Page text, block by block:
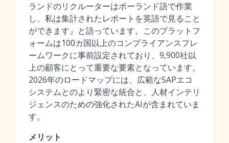
ランドのリクルーターはポーランド語で作業
し、私は集計されたレポートを英語で見ること
ができます』と語っています。このプラットフ
ォームは100カ国以上のコンプライアンスフレ
ームワークに事前設定されており、9,900社以
上の顧客にとって重要な要素となっています。
2026年のロードマップには、広範なSAPエコ
システムとのより緊密な統合と、人材インテリ
ジェンスのための強化されたAIが含まれていま
す。
メリット